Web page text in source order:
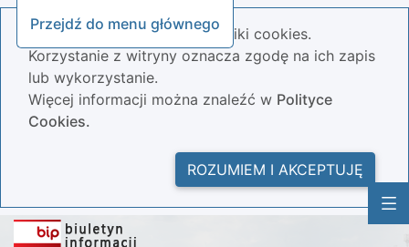
Przejdź do menu głównego
Nasza strona wykorzystuje pliki cookies.
Korzystanie z witryny oznacza zgodę na ich zapis
lub wykorzystanie.
Więcej informacji można znaleźć w Polityce
Cookies.
ROZUMIEM I AKCEPTUJĘ